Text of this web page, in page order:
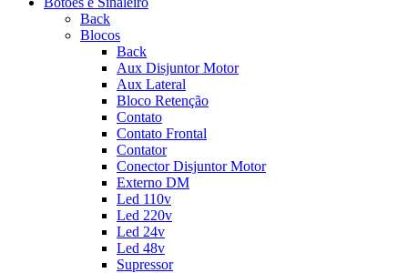
Back
Blocos
Back
Aux Disjuntor Motor
Aux Lateral
Bloco Retenção
Contato
Contato Frontal
Contator
Conector Disjuntor Motor
Externo DM
Led 110v
Led 220v
Led 24v
Led 48v
Supressor